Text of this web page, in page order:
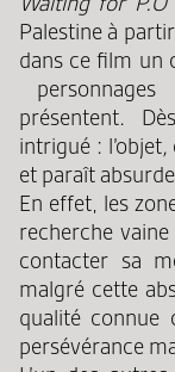
Palestine à
dans ce film un
présentent.
intrigué : l’objet,
et paraît
En effet, les
recherche
contacter sa
malgré cette
qualité connue
persévérance